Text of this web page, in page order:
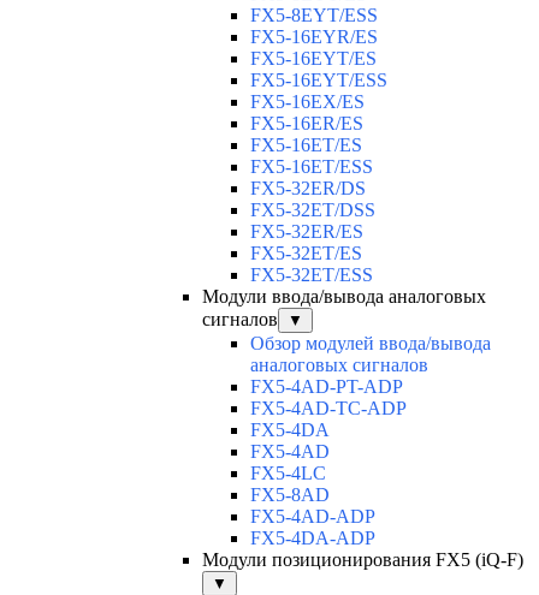
FX5-8EYT/ESS
FX5-16EYR/ES
FX5-16EYT/ES
FX5-16EYT/ESS
FX5-16EX/ES
FX5-16ER/ES
FX5-16ET/ES
FX5-16ET/ESS
FX5-32ER/DS
FX5-32ET/DSS
FX5-32ER/ES
FX5-32ET/ES
FX5-32ET/ESS
Модули ввода/вывода аналоговых
сигналов
▼
Обзор модулей ввода/вывода
аналоговых сигналов
FX5-4AD-PT-ADP
FX5-4AD-TC-ADP
FX5-4DA
FX5-4AD
FX5-4LC
FX5-8AD
FX5-4AD-ADP
FX5-4DA-ADP
Модули позиционирования FX5 (iQ-F)
▼